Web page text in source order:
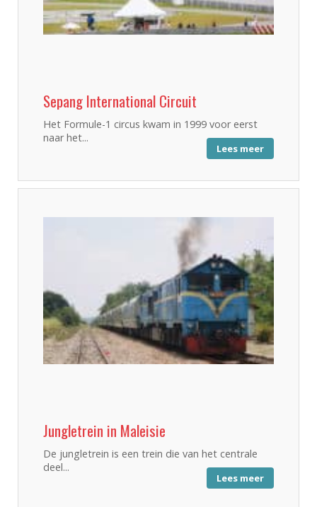
Sepang International Circuit
Het Formule-1 circus kwam in 1999 voor eerst
naar het...
Lees meer
Jungletrein in Maleisie
De jungletrein is een trein die van het centrale
deel...
Lees meer